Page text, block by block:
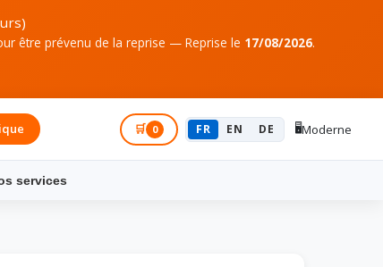
être prévenu de la reprise — Reprise le 17/08/2026.
🛒 0 FR EN DE 🖥️Moderne
services